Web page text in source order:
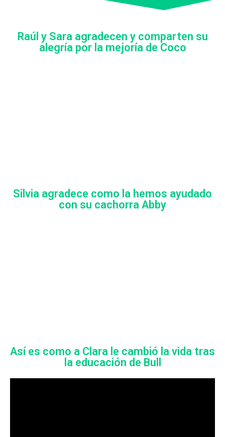
Raúl y Sara agradecen y comparten su
alegría por la mejoría de Coco
Silvia agradece como la hemos ayudado
con su cachorra Abby
Así es como a Clara le cambió la vida tras
la educación de Bull